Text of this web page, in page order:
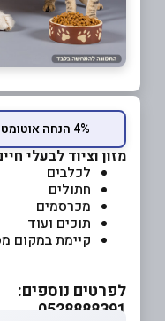
4% הנחה אוטומטית למשלמים בכרטיס המועדון
מזון וציוד לבעלי
לכלבים
חתולים
מכרסמים
תוכים ועוד
קיימת במקום
לפרטים נוספים:
0528888391